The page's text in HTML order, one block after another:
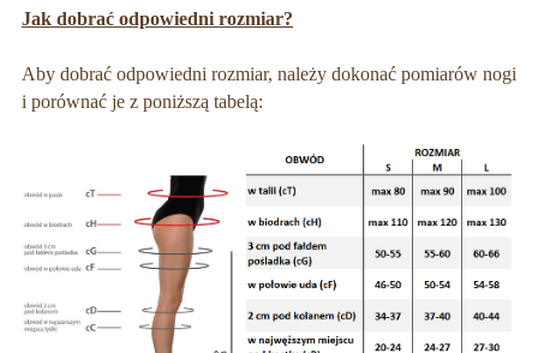
Jak dobrać odpowiedni rozmiar?
Aby dobrać odpowiedni rozmiar, należy dokonać pomiarów nogi
i porównać je z poniższą tabelą: